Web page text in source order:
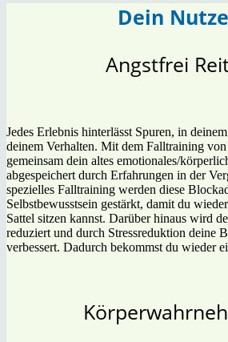
Dein
Angstfrei
Jedes Erlebnis hinterlässt Spuren, in
deinem Verhalten. Mit dem Falltraining von
gemeinsam dein altes emotionales/
abgespeichert durch Erfahrungen in der
spezielles Falltraining werden diese
Selbstbewusstsein gestärkt, damit du
Sattel sitzen kannst. Darüber hinaus wird
reduziert und durch Stressreduktion deine
verbessert. Dadurch bekommst du wieder